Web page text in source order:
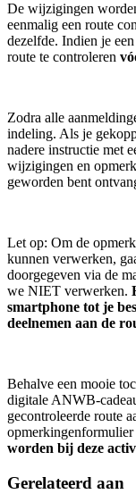
De wijzigingen
eenmalig een route
dezelfde. Indien je
route te controleren
Zodra alle
indeling. Als je
nadere instructie met
wijzigingen en
geworden bent
Let op: Om de
kunnen verwerken,
doorgegeven via de
we NIET verwerken.
smartphone tot je
deelnemen aan de
Behalve een mooie
digitale ANWB-
gecontroleerde route
worden bij deze
Gerelateerd aan